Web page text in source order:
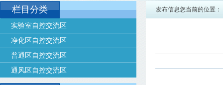
发布信息您当前的位置：
栏目分类
实验室自控交流区
净化区自控交流区
普通区自控交流区
通风区自控交流区